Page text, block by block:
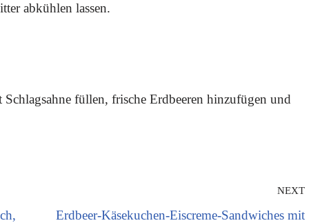
abkühlen lassen.
füllen, frische Erdbeeren hinzufügen und
NEXT
Erdbeer-Käsekuchen-Eiscreme-Sandwiches mit